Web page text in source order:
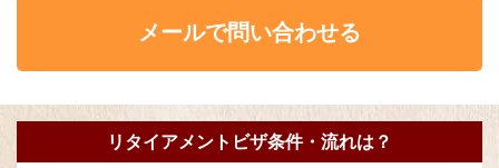
メールで問い合わせる
リタイアメントビザ条件・流れは？